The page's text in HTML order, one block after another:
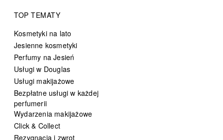
TOP TEMATY
Kosmetyki na lato
Jesienne kosmetyki
Perfumy na Jesień
Usługi w Douglas
Usługi makijażowe
Bezpłatne usługi w każdej
perfumerii
Wydarzenia makijażowe
Click & Collect
Rezygnacja i zwrot